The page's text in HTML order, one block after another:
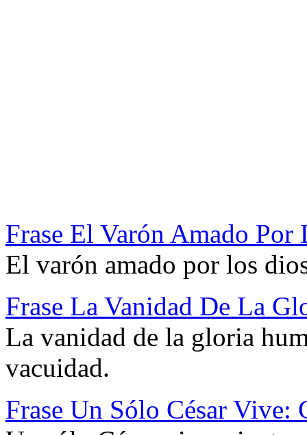
Frase El Varón Amado
El varón amado por los
Frase La Vanidad De La
La vanidad de la gloria
vacuidad.
Frase Un Sólo César Vive: